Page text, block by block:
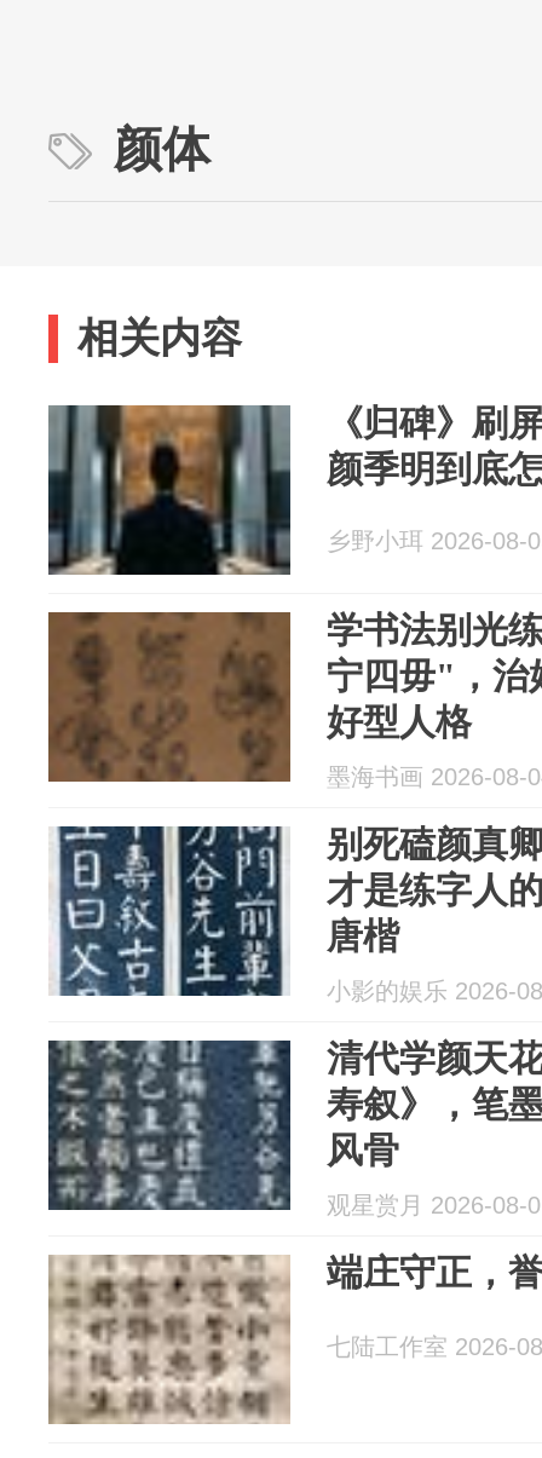
颜体
相关内容
《归碑》刷
颜季明到底
乡野小珥 2026-08-
学书法别光
宁四毋"，治
好型人格
墨海书画 2026-08-
别死磕颜真
才是练字人
唐楷
小影的娱乐 2026-
清代学颜天
寿叙》，笔
风骨
观星赏月 2026-08-
端庄守正，
七陆工作室 2026-